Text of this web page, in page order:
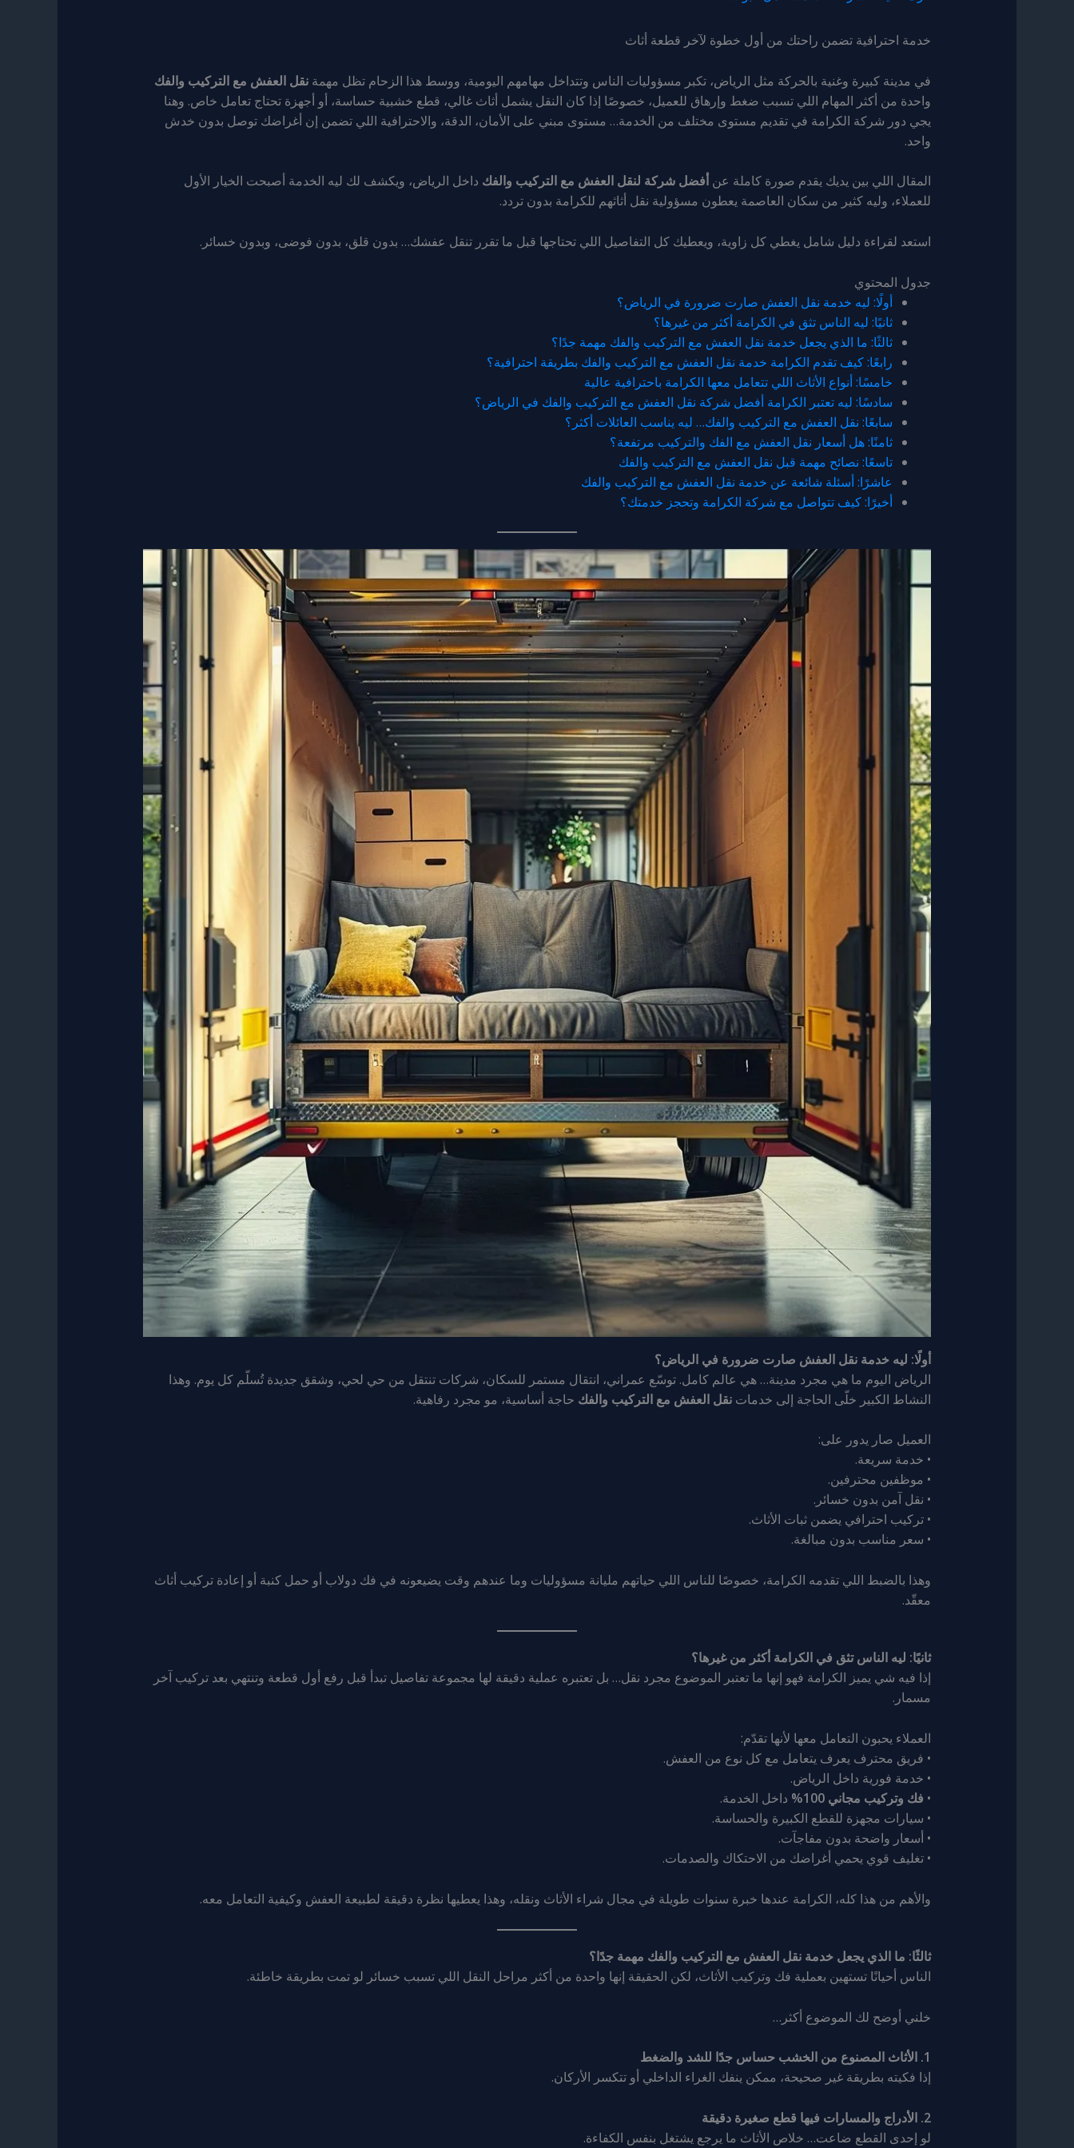
خدمة احترافية تضمن راحتك من أول خطوة لآخر قطعة أثاث
في مدينة كبيرة وغنية بالحركة مثل الرياض، تكبر مسؤوليات الناس وتتداخل مهامهم اليومية، ووسط هذا الزحام تظل مهمة نقل العفش مع التركيب والفك
واحدة من أكثر المهام اللي تسبب ضغط وإرهاق للعميل، خصوصًا إذا كان النقل يشمل أثاث غالي، قطع خشبية حساسة، أو أجهزة تحتاج تعامل خاص. وهنا
يجي دور شركة الكرامة في تقديم مستوى مختلف من الخدمة… مستوى مبني على الأمان، الدقة، والاحترافية اللي تضمن إن أغراضك توصل بدون خدش
واحد.
المقال اللي بين يديك يقدم صورة كاملة عن أفضل شركة لنقل العفش مع التركيب والفك داخل الرياض، ويكشف لك ليه الخدمة أصبحت الخيار الأول
للعملاء، وليه كثير من سكان العاصمة يعطون مسؤولية نقل أثاثهم للكرامة بدون تردد.
استعد لقراءة دليل شامل يغطي كل زاوية، ويعطيك كل التفاصيل اللي تحتاجها قبل ما تقرر تنقل عفشك… بدون قلق، بدون فوضى، وبدون خسائر.
جدول المحتوي
أولًا: ليه خدمة نقل العفش صارت ضرورة في الرياض؟
ثانيًا: ليه الناس تثق في الكرامة أكثر من غيرها؟
ثالثًا: ما الذي يجعل خدمة نقل العفش مع التركيب والفك مهمة جدًا؟
رابعًا: كيف تقدم الكرامة خدمة نقل العفش مع التركيب والفك بطريقة احترافية؟
خامسًا: أنواع الأثاث اللي تتعامل معها الكرامة باحترافية عالية
سادسًا: ليه تعتبر الكرامة أفضل شركة نقل العفش مع التركيب والفك في الرياض؟
سابعًا: نقل العفش مع التركيب والفك… ليه يناسب العائلات أكثر؟
ثامنًا: هل أسعار نقل العفش مع الفك والتركيب مرتفعة؟
تاسعًا: نصائح مهمة قبل نقل العفش مع التركيب والفك
عاشرًا: أسئلة شائعة عن خدمة نقل العفش مع التركيب والفك
أخيرًا: كيف تتواصل مع شركة الكرامة وتحجز خدمتك؟
أولًا: ليه خدمة نقل العفش صارت ضرورة في الرياض؟
الرياض اليوم ما هي مجرد مدينة… هي عالم كامل. توسّع عمراني، انتقال مستمر للسكان، شركات تنتقل من حي لحي، وشقق جديدة تُسلّم كل يوم. وهذا
النشاط الكبير خلّى الحاجة إلى خدمات نقل العفش مع التركيب والفك حاجة أساسية، مو مجرد رفاهية.
العميل صار يدور على:
• خدمة سريعة.
• موظفين محترفين.
• نقل آمن بدون خسائر.
• تركيب احترافي يضمن ثبات الأثاث.
• سعر مناسب بدون مبالغة.
وهذا بالضبط اللي تقدمه الكرامة، خصوصًا للناس اللي حياتهم مليانة مسؤوليات وما عندهم وقت يضيعونه في فك دولاب أو حمل كنبة أو إعادة تركيب أثاث
معقّد.
ثانيًا: ليه الناس تثق في الكرامة أكثر من غيرها؟
إذا فيه شي يميز الكرامة فهو إنها ما تعتبر الموضوع مجرد نقل… بل تعتبره عملية دقيقة لها مجموعة تفاصيل تبدأ قبل رفع أول قطعة وتنتهي بعد تركيب آخر
مسمار.
العملاء يحبون التعامل معها لأنها تقدّم:
• فريق محترف يعرف يتعامل مع كل نوع من العفش.
• خدمة فورية داخل الرياض.
• فك وتركيب مجاني 100%
داخل الخدمة.
• سيارات مجهزة للقطع الكبيرة والحساسة.
• أسعار واضحة بدون مفاجآت.
• تغليف قوي يحمي أغراضك من الاحتكاك والصدمات.
والأهم من هذا كله، الكرامة عندها خبرة سنوات طويلة في مجال شراء الأثاث ونقله، وهذا يعطيها نظرة دقيقة لطبيعة العفش وكيفية التعامل معه.
ثالثًا: ما الذي يجعل خدمة نقل العفش مع التركيب والفك مهمة جدًا؟
الناس أحيانًا تستهين بعملية فك وتركيب الأثاث، لكن الحقيقة إنها واحدة من أكثر مراحل النقل اللي تسبب خسائر لو تمت بطريقة خاطئة.
خلني أوضح لك الموضوع أكثر…
1. الأثاث المصنوع من الخشب حساس جدًا للشد والضغط
إذا فكيته بطريقة غير صحيحة، ممكن ينفك الغراء الداخلي أو تتكسر الأركان.
2. الأدراج والمسارات فيها قطع صغيرة دقيقة
لو إحدى القطع ضاعت… خلاص الأثاث ما يرجع يشتغل بنفس الكفاءة.